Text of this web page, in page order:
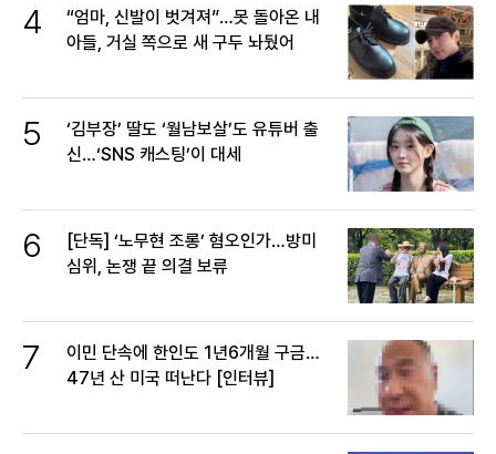
4
“엄마, 신발이 벗겨져”…못 돌아온 내
아들, 거실 쪽으로 새 구두 놔뒀어
5
‘김부장’ 딸도 ‘월남보살’도 유튜버 출
신…‘SNS 캐스팅’이 대세
6
[단독] ‘노무현 조롱’ 혐오인가…방미
심위, 논쟁 끝 의결 보류
7
이민 단속에 한인도 1년6개월 구금…
47년 산 미국 떠난다 [인터뷰]